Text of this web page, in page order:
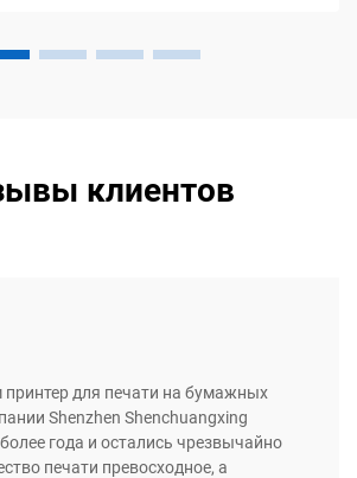
клиентов
для печати на бумажных
Shenzhen Shenchuangxing
года и остались чрезвычайно
печати превосходное, а